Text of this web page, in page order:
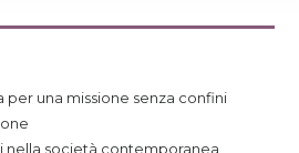
per una missione senza confini
nella società contemporanea